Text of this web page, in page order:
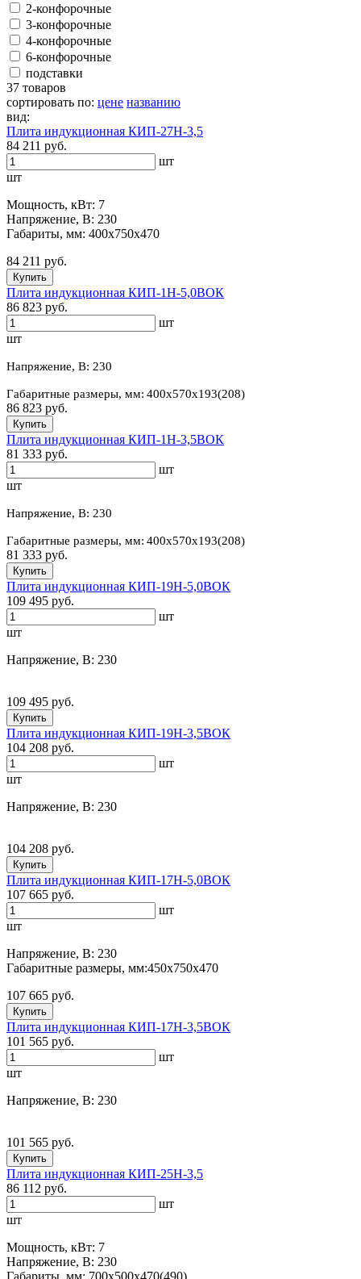
2-конфорочные
3-конфорочные
4-конфорочные
6-конфорочные
подставки
37 товаров
сортировать по: цене названию
вид:
Плита индукционная КИП-27Н-3,5
84 211 руб.
шт
шт
Мощность, кВт: 7
Напряжение, В: 230
Габариты, мм: 400х750х470
84 211 руб.
Купить
Плита индукционная КИП-1Н-5,0ВОК
86 823 руб.
шт
шт
Напряжение, В: 230
Габаритные размеры, мм: 400х570х193(208)
86 823 руб.
Купить
Плита индукционная КИП-1Н-3,5ВОК
81 333 руб.
шт
шт
Напряжение, В: 230
Габаритные размеры, мм: 400х570х193(208)
81 333 руб.
Купить
Плита индукционная КИП-19Н-5,0ВОК
109 495 руб.
шт
шт
Напряжение, В: 230
109 495 руб.
Купить
Плита индукционная КИП-19Н-3,5ВОК
104 208 руб.
шт
шт
Напряжение, В: 230
104 208 руб.
Купить
Плита индукционная КИП-17Н-5,0ВОК
107 665 руб.
шт
шт
Напряжение, В: 230
Габаритные размеры, мм:450х750х470
107 665 руб.
Купить
Плита индукционная КИП-17Н-3,5ВОК
101 565 руб.
шт
шт
Напряжение, В: 230
101 565 руб.
Купить
Плита индукционная КИП-25Н-3,5
86 112 руб.
шт
шт
Мощность, кВт: 7
Напряжение, В: 230
Габариты, мм: 700х500х470(490)